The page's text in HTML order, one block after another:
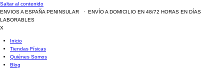
Saltar al contenido
ENVIOS A ESPAÑA PENINSULAR · ENVÍO A DOMICILIO EN 48/72 HORAS EN DÍAS
LABORABLES
X
Inicio
Tiendas Físicas
Quiénes Somos
Blog